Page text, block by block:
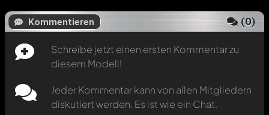
Kommentieren (0)
Schreibe jetzt einen ersten Kommentar zu
diesem Modell!
Jeder Kommentar kann von allen Mitgliedern
diskutiert werden. Es ist wie ein Chat.